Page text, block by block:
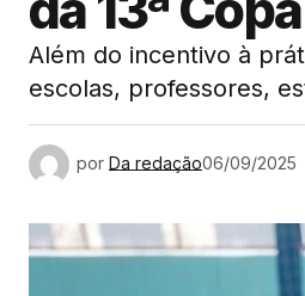
Além do incentivo à
escolas, professores,
por Da redação06/09/2025